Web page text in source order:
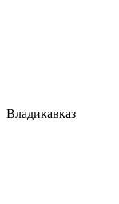
Владикавказ